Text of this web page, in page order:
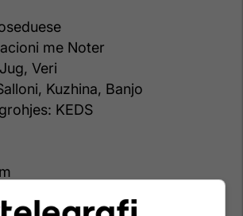
me Noter
Veri
Kuzhina, Banjo
KEDS